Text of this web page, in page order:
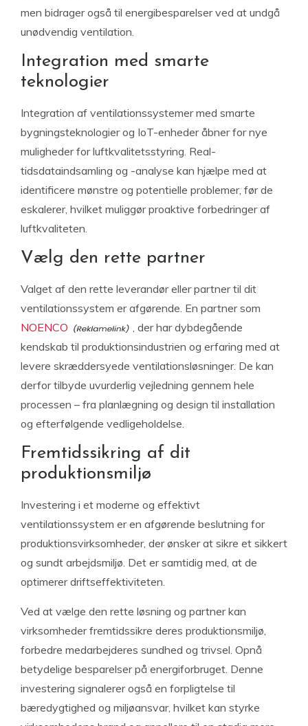
men bidrager også til energibesparelser ved at undgå
unødvendig ventilation.
Integration med smarte
teknologier
Integration af ventilationssystemer med smarte
bygningsteknologier og IoT-enheder åbner for nye
muligheder for luftkvalitetsstyring. Real-
tidsdataindsamling og -analyse kan hjælpe med at
identificere mønstre og potentielle problemer, før de
eskalerer, hvilket muliggør proaktive forbedringer af
luftkvaliteten.
Vælg den rette partner
Valget af den rette leverandør eller partner til dit
ventilationssystem er afgørende. En partner som
NOENCO
, der har dybdegående
kendskab til produktionsindustrien og erfaring med at
levere skræddersyede ventilationsløsninger. De kan
derfor tilbyde uvurderlig vejledning gennem hele
processen – fra planlægning og design til installation
og efterfølgende vedligeholdelse.
Fremtidssikring af dit
produktionsmiljø
Investering i et moderne og effektivt
ventilationssystem er en afgørende beslutning for
produktionsvirksomheder, der ønsker at sikre et sikkert
og sundt arbejdsmiljø. Det er samtidig med, at de
optimerer driftseffektiviteten.
Ved at vælge den rette løsning og partner kan
virksomheder fremtidssikre deres produktionsmiljø,
forbedre medarbejderes sundhed og trivsel. Opnå
betydelige besparelser på energiforbruget. Denne
investering signalerer også en forpligtelse til
bæredygtighed og miljøansvar, hvilket kan styrke